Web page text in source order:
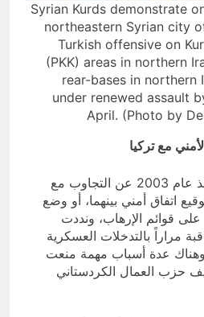
Syrian Kurds demonstrate
northeastern Syrian city
Turkish offensive on
(PKK) areas in northern
rear-bases in northern
under renewed assault
April. (Photo by
مع تركيا
امتنعت حكومات بغداد منذ عام 2003 عن التجاوب مع
اتفاق أمني بينهما، أو وضع
قوائم الإرهاب، ونددت
مراراً بالتدخلات العسكرية
وهناك عدة أسباب مهمة منعت
حزب العمال الكردستاني